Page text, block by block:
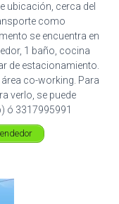
ubicación, cerca del
como
se encuentra en
1 baño, cocina
de estacionamiento.
co-working. Para
verlo, se puede
ó 3317995991